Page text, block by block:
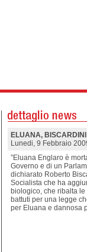
ELUANA,
Lunedi, 9 Febbraio
”Eluana Englaro è
Governo e di un
dichiarato Roberto
Socialista che ha
biologico, che ribalta
battuti per una legge
per Eluana e dannosa